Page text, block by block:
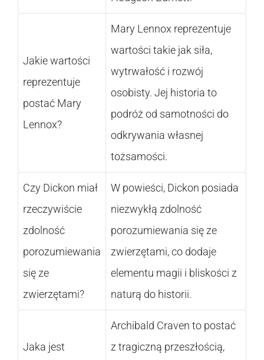
Jakie wartości
reprezentuje
postać Mary
Lennox?
Mary Lennox reprezentuje
wartości takie jak siła,
wytrwałość i rozwój
osobisty. Jej historia to
podróż od samotności do
odkrywania własnej
tożsamości.
Czy Dickon miał
rzeczywiście
zdolność
porozumiewania
się ze
zwierzętami?
W powieści, Dickon posiada
niezwykłą zdolność
porozumiewania się ze
zwierzętami, co dodaje
elementu magii i bliskości z
naturą do historii.
Jaka jest
Archibald Craven to postać
z tragiczną przeszłością,